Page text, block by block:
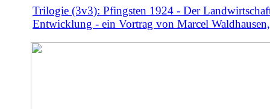
Trilogie (3v3): Pfingsten 1924 - Der
Entwicklung - ein Vortrag von Marcel